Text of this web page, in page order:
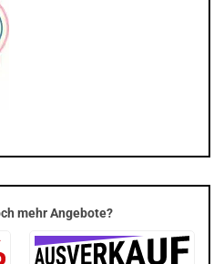
mehr Angebote?